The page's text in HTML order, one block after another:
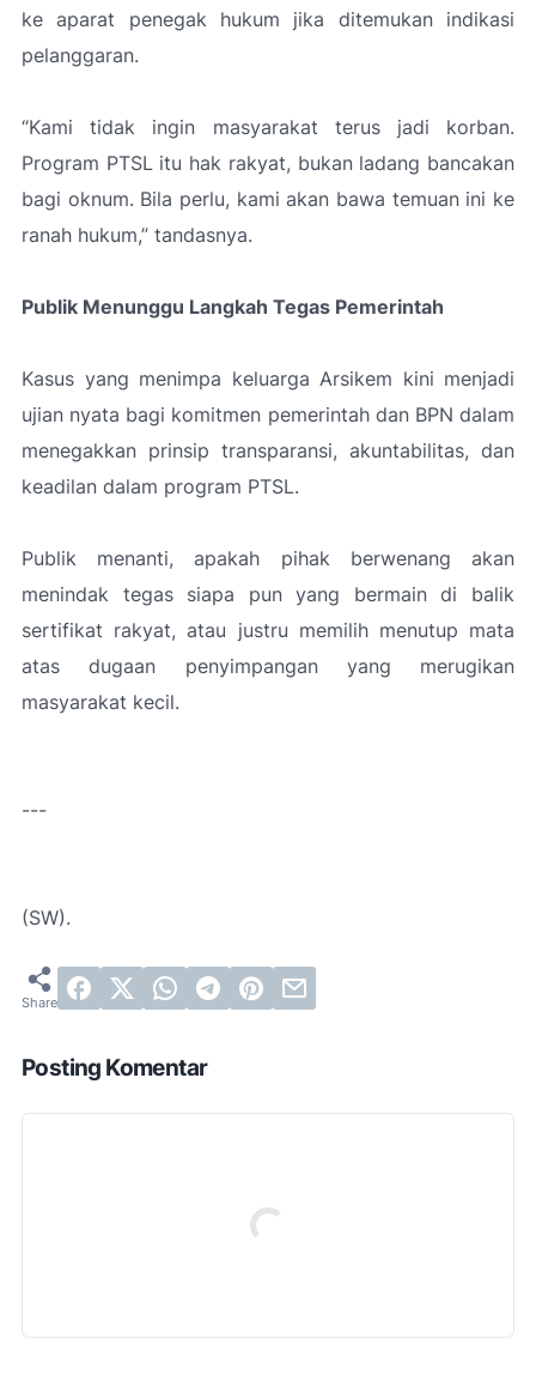
ke aparat penegak hukum jika ditemukan indikasi
pelanggaran.
“Kami tidak ingin masyarakat terus jadi korban.
Program PTSL itu hak rakyat, bukan ladang bancakan
bagi oknum. Bila perlu, kami akan bawa temuan ini ke
ranah hukum,” tandasnya.
Publik Menunggu Langkah Tegas Pemerintah
Kasus yang menimpa keluarga Arsikem kini menjadi
ujian nyata bagi komitmen pemerintah dan BPN dalam
menegakkan prinsip transparansi, akuntabilitas, dan
keadilan dalam program PTSL.
Publik menanti, apakah pihak berwenang akan
menindak tegas siapa pun yang bermain di balik
sertifikat rakyat, atau justru memilih menutup mata
atas dugaan penyimpangan yang merugikan
masyarakat kecil.
---
(SW).
Posting Komentar